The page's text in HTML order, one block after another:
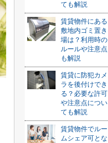
ても解説
賃貸物件にある
敷地内ゴミ置き
場は？利用時の
ルールや注意点
も解説
賃貸に防犯カメ
ラを後付けでき
る？必要な許可
や注意点につい
ても解説
賃貸物件でルー
ムシェア可とな